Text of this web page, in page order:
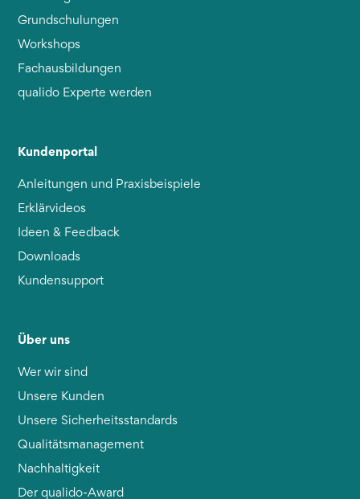
Grundschulungen
Workshops
Fachausbildungen
qualido Experte werden
Kundenportal
Anleitungen und Praxisbeispiele
Erklärvideos
Ideen & Feedback
Downloads
Kundensupport
Über uns
Wer wir sind
Unsere Kunden
Unsere Sicherheitsstandards
Qualitätsmanagement
Nachhaltigkeit
Der qualido-Award